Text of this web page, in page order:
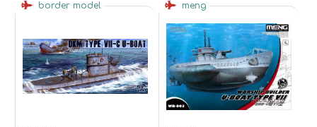
border model meng